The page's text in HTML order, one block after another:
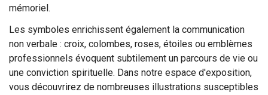
mémoriel.
Les symboles enrichissent également la communication
non verbale : croix, colombes, roses, étoiles ou emblèmes
professionnels évoquent subtilement un parcours de vie ou
une conviction spirituelle. Dans notre espace d'exposition,
vous découvrirez de nombreuses illustrations susceptibles